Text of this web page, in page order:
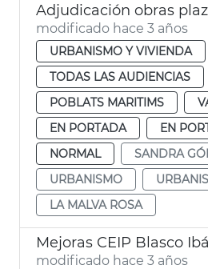
modificado hace 3 años
URBANISMO Y VIVIENDA
TODAS LAS AUDIENCIAS
POBLATS MARITIMS
EN PORTADA
EN
NORMAL
SANDRA
URBANISMO
LA MALVA ROSA
Mejoras CEIP Blasco
modificado hace 3 años